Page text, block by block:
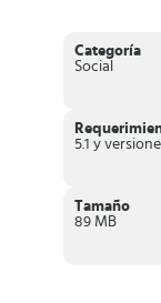
cortar el video
esta forma, no
puedes
dejando
compartir el video
nombre, solo
mostrará el perfil.
de la App y
y
Categoría
Social
Tamaño
89 MB